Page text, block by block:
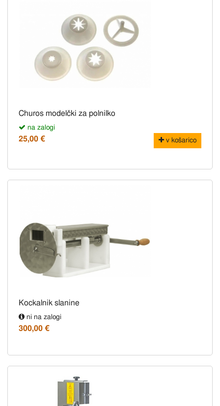
Churos modelčki za polnilko
na zalogi
25,00 € v košarico
Kockalnik slanine
ni na zalogi
300,00 €